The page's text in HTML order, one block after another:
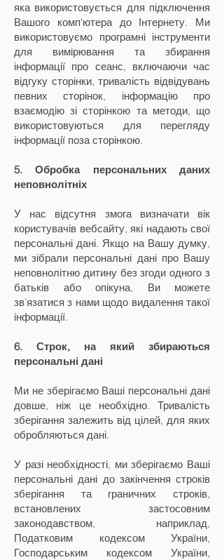
яка використовується для підключення
Вашого комп'ютера до Інтернету. Ми
використовуємо програмні інструменти
для вимірювання та збирання
інформації про сеанс, включаючи час
відгуку сторінки, тривалість відвідувань
певних сторінок, інформацію про
взаємодію зі сторінкою та методи, що
використовуються для перегляду
інформації поза сторінкою.
5. Обробка персональних даних
неповнолітніх
У нас відсутня змога визначати вік
користувачів вебсайту, які надають свої
персональні дані. Якщо на Вашу думку,
ми зібрали персональні дані про Вашу
неповнолітню дитину без згоди одного з
батьків або опікуна, Ви можете
зв’язатися з нами щодо видалення такої
інформації.
6. Строк, на який збираються
персональні дані
Ми не зберігаємо Ваші персональні дані
довше, ніж це необхідно. Тривалість
зберігання залежить від цілей, для яких
обробляються дані.
У разі необхідності, ми зберігаємо Ваші
персональні дані до закінчення строків
зберігання та граничних строків,
встановлених застосовним
законодавством, наприклад,
Податковим кодексом України,
Господарським кодексом України,